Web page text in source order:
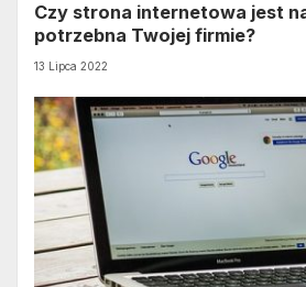
Czy strona internetowa jest
potrzebna Twojej firmie?
13 Lipca 2022